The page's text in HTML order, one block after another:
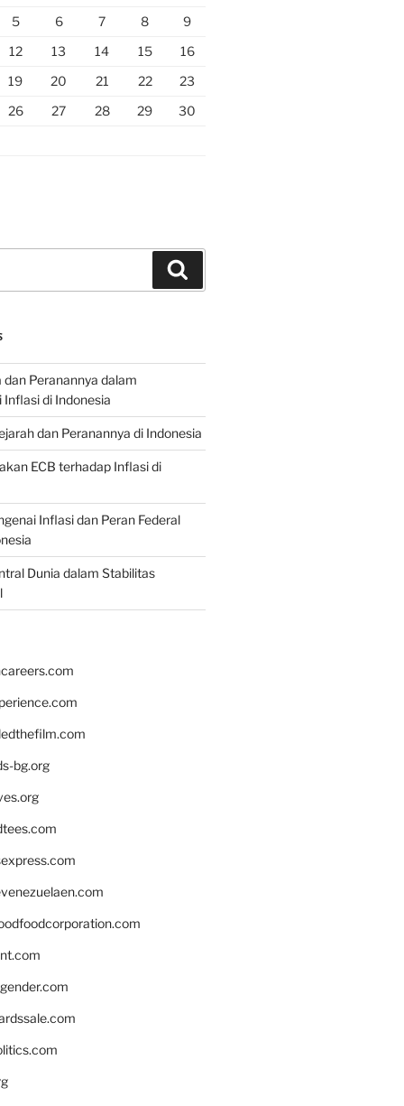
5
6 7 8
9
12
13 14 15
16
19
20 21 22
23
26
27 28 29 30
Peranannya dalam
di Indonesia
dan Peranannya di Indonesia
ECB terhadap Inflasi di
Inflasi dan Peran Federal
Dunia dalam Stabilitas
bg.org